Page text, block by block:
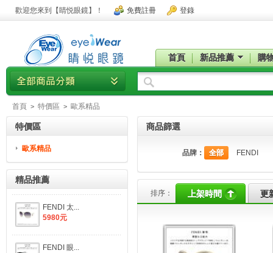
歡迎您來到【睛悦眼鏡】！ 免費註冊 登錄
首頁 新品推薦 購
首頁 > 特價區 > 歐系精品
商品篩選
品牌： 全部 FENDI
排序： 上架時間 更
特價區
歐系精品
精品推薦
FENDI 太...
5980元
FENDI 眼...